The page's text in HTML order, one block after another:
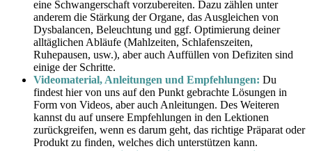
eine Schwangerschaft vorzubereiten. Dazu zählen unter
anderem die Stärkung der Organe, das Ausgleichen von
Dysbalancen, Beleuchtung und ggf. Optimierung deiner
alltäglichen Abläufe (Mahlzeiten, Schlafenszeiten,
Ruhepausen, usw.), aber auch Auffüllen von Defiziten sind
einige der Schritte.
Videomaterial, Anleitungen und Empfehlungen: Du
findest hier von uns auf den Punkt gebrachte Lösungen in
Form von Videos, aber auch Anleitungen. Des Weiteren
kannst du auf unsere Empfehlungen in den Lektionen
zurückgreifen, wenn es darum geht, das richtige Präparat oder
Produkt zu finden, welches dich unterstützen kann.